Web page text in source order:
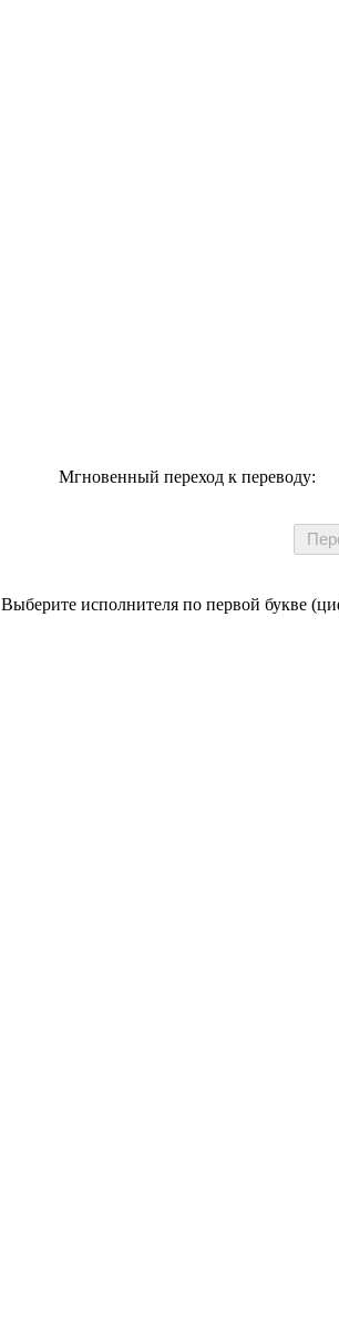
Мгновенный переход к переводу:
Выберите исполнителя по первой букве